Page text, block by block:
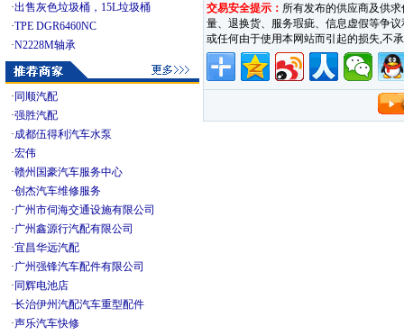
·出售灰色垃圾桶，15L垃圾桶
·TPE DGR6460NC
·N2228M轴承
· 同顺汽配
·强胜汽配
·成都伍得利汽车水泵
·宏伟
·赣州国豪汽车服务中心
·创杰汽车维修服务
·广州市伺海交通设施有限公司
·广州鑫源行汽配有限公司
·宜昌华远汽配
·广州强锋汽车配件有限公司
· 同辉电池店
·长治伊州汽配汽车重型配件
·声乐汽车快修
交易安全提示： 所有发布的供应商及供
量、退换货、服务瑕疵、信息虚假等争
或任何由于使用本网站而引起的损失,